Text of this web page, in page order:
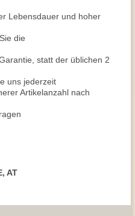
Lebensdauer und hoher
die
statt der üblichen 2
uns jederzeit
Artikelanzahl nach
AT